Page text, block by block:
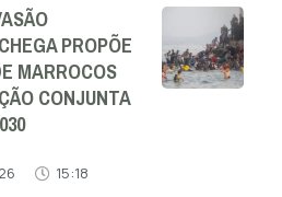
PROPÕE
MARROCOS
CONJUNTA
15:18